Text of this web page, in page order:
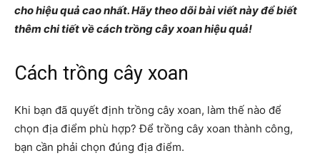
cho hiệu quả cao nhất. Hãy theo dõi bài viết này để biết
thêm chi tiết về cách trồng cây xoan hiệu quả!
Cách trồng cây xoan
Khi bạn đã quyết định trồng cây xoan, làm thế nào để
chọn địa điểm phù hợp? Để trồng cây xoan thành công,
bạn cần phải chọn đúng địa điểm.